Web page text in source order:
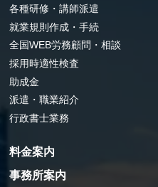
各種研修・講師派遣
就業規則作成・手続
全国WEB労務顧問・相談
採用時適性検査
助成金
派遣・職業紹介
行政書士業務
料金案内
事務所案内